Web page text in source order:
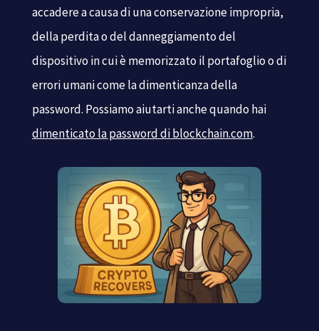
accadere a causa di una conservazione impropria,
della perdita o del danneggiamento del
dispositivo in cui è memorizzato il portafoglio o di
errori umani come la dimenticanza della
password. Possiamo aiutarti anche quando hai
dimenticato la password di blockchain.com.